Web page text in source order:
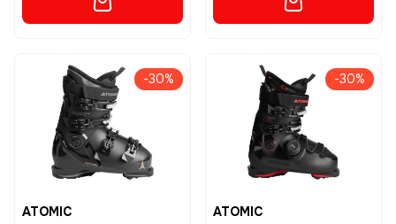
-30%
ATOMIC
-30%
ATOMIC